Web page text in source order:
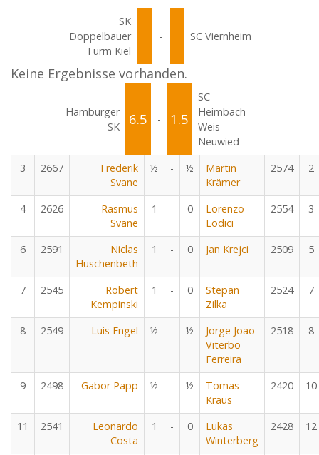
SK
Doppelbauer
Turm Kiel
- SC Viernheim
Keine Ergebnisse vorhanden.
Hamburger
SK
6.5 - 1.5
SC
Heimbach-
Weis-
Neuwied
3
2667
Frederik
Svane
½ - ½
Martin
Krämer
2574 2
4 2626
Rasmus
Svane
1 - 0
Lorenzo
Lodici
2554 3
6 2591
Niclas
Huschenbeth
1 - 0 Jan Krejci 2509 5
7 2545
Robert
Kempinski
1 - 0
Stepan
Zilka
2524 7
8 2549 Luis Engel ½ - ½
Jorge Joao
Viterbo
Ferreira
2518 8
9 2498 Gabor Papp ½ - ½
Tomas
Kraus
2420 10
11 2541
Leonardo
Costa
1 - 0
Lukas
Winterberg
2428 12